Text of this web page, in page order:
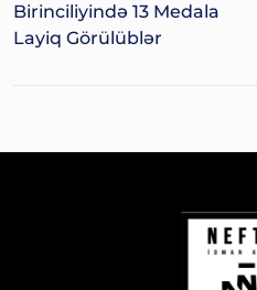
Birinciliyində 13 Medala
Layiq Görülüblər